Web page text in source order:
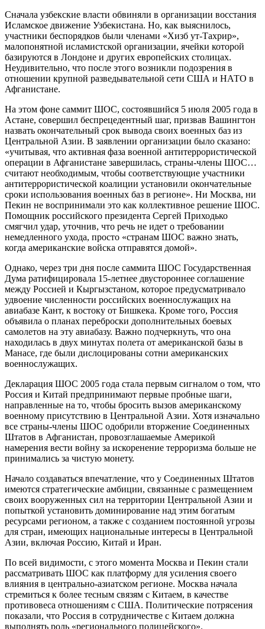
Сначала узбекские власти обвиняли в организации восстания
Исламское движение Узбекистана. Но, как выяснилось,
участники беспорядков были членами «Хизб ут-Тахрир»,
малопонятной исламистской организации, ячейки которой
базируются в Лондоне и других европейских столицах.
Неудивительно, что после этого возникли подозрения в
отношении крупной разведывательной сети США и НАТО в
Афганистане.
На этом фоне саммит ШОС, состоявшийся 5 июля 2005 года в
Астане, совершил беспрецедентный шаг, призвав Вашингтон
назвать окончательный срок вывода своих военных баз из
Центральной Азии. В заявлении организации было сказано:
«учитывая, что активная фаза военной антитеррористической
операции в Афганистане завершилась, страны-члены ШОС…
считают необходимым, чтобы соответствующие участники
антитеррористической коалиции установили окончательные
сроки использования военных баз в регионе». Ни Москва, ни
Пекин не воспринимали это как коллективное решение ШОС.
Помощник российского президента Сергей Приходько
смягчил удар, уточнив, что речь не идет о требовании
немедленного ухода, просто «странам ШОС важно знать,
когда американские войска отправятся домой».
Однако, через три дня после саммита ШОС Государственная
Дума ратифицировала 15-летнее двустороннее соглашение
между Россией и Кыргызстаном, которое предусматривало
удвоение численности российских военнослужащих на
авиабазе Кант, к востоку от Бишкека. Кроме того, Россия
объявила о планах переброски дополнительных боевых
самолетов на эту авиабазу. Важно подчеркнуть, что она
находилась в двух минутах полета от американской базы в
Манасе, где были дислоцированы сотни американских
военнослужащих.
Декларация ШОС 2005 года стала первым сигналом о том, что
Россия и Китай предпринимают первые пробные шаги,
направленные на то, чтобы бросить вызов американскому
военному присутствию в Центральной Азии. Хотя изначально
все страны-члены ШОС одобрили вторжение Соединенных
Штатов в Афганистан, провозглашаемые Америкой
намерения вести войну за искоренение терроризма больше не
принимались за чистую монету.
Начало создаваться впечатление, что у Соединенных Штатов
имеются стратегические амбиции, связанные с размещением
своих вооруженных сил на территории Центральной Азии и
попыткой установить доминирование над этим богатым
ресурсами регионом, а также с созданием постоянной угрозы
для стран, имеющих национальные интересы в Центральной
Азии, включая Россию, Китай и Иран.
По всей видимости, с этого момента Москва и Пекин стали
рассматривать ШОС как платформу для усиления своего
влияния в центрально-азиатском регионе. Москва начала
стремиться к более тесным связям с Китаем, в качестве
противовеса отношениям с США. Политические потрясения
показали, что Россия в сотрудничестве с Китаем должна
выполнять роль «регионального полицейского».